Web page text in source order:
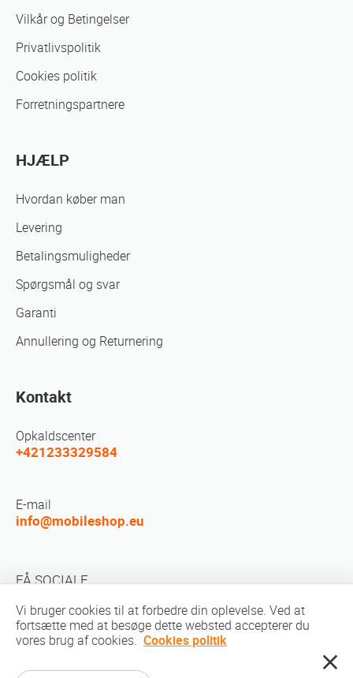
Vilkår og Betingelser
Privatlivspolitik
Cookies politik
Forretningspartnere
HJÆLP
Hvordan køber man
Levering
Betalingsmuligheder
Spørgsmål og svar
Garanti
Annullering og Returnering
Kontakt
Opkaldscenter
+421233329584
E-mail
info@mobileshop.eu
FÅ SOCIALE
Vi bruger cookies til at forbedre din oplevelse. Ved at
fortsætte med at besøge dette websted accepterer du
vores brug af cookies. Cookies politik